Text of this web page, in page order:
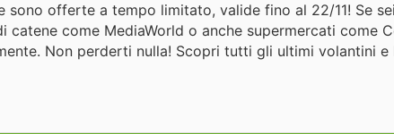
offerte a tempo limitato, valide fino al 22/11! Se
come MediaWorld o anche supermercati come
Non perderti nulla! Scopri tutti gli ultimi volantini e